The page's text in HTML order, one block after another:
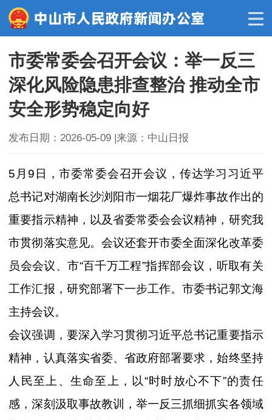
市委常委会召开会议：举一反三
深化风险隐患排查整治 推动全市
安全形势稳定向好
发布日期：2026-05-09 |来源：中山日报
5月9日，市委常委会召开会议，传达学习习近平
总书记对湖南长沙浏阳市一烟花厂爆炸事故作出的
重要指示精神，以及省委常委会会议精神，研究我
市贯彻落实意见。会议还套开市委全面深化改革委
员会会议、市“百千万工程”指挥部会议，听取有关
工作汇报，研究部署下一步工作。市委书记郭文海
主持会议。
会议强调，要深入学习贯彻习近平总书记重要指示
精神，认真落实省委、省政府部署要求，始终坚持
人民至上、生命至上，以“时时放心不下”的责任
感，深刻汲取事故教训，举一反三抓细抓实各领域